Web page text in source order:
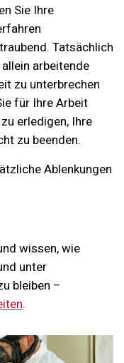
Sie Ihre
Tatsächlich
arbeitende
zu unterbrechen
für Ihre Arbeit
erledigen, Ihre
zu beenden.
Ablenkungen
wissen, wie
unter
bleiben –
.